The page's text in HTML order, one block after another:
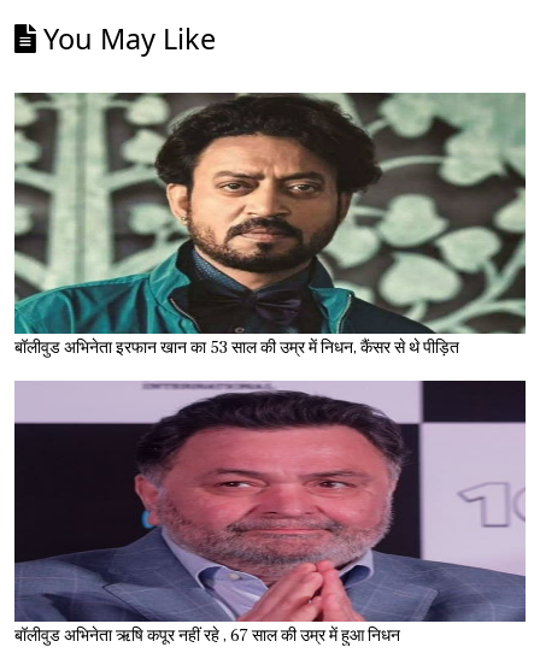
You May Like
बॉलीवुड अभिनेता इरफान खान का 53 साल की उम्र में निधन, कैंसर से थे पीड़ित
बॉलीवुड अभिनेता ऋषि कपूर नहीं रहे , 67 साल की उम्र में हुआ निधन